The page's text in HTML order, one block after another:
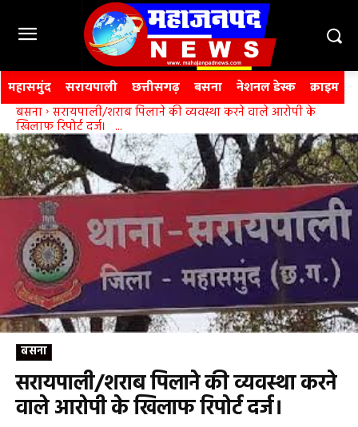
महासमुंद सरायपाली छत्तीसगढ़ बसना नेशनल डेस्क क्राइम
बसना सरायपाली/शराब पिलाने की व्यवस्था करने वाले आरोपी के
खिलाफ रिपोर्ट दर्ज। ...
बसना
सरायपाली/शराब पिलाने की व्यवस्था करने
वाले आरोपी के खिलाफ रिपोर्ट दर्ज।